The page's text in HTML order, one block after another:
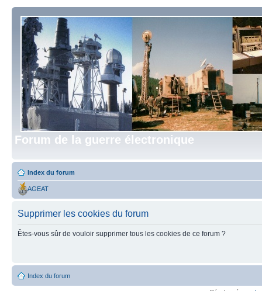
Forum de la guerre électronique
Index du forum
AGEAT
Supprimer les cookies du forum
Êtes-vous sûr de vouloir supprimer tous les cookies de ce forum ?
Index du forum